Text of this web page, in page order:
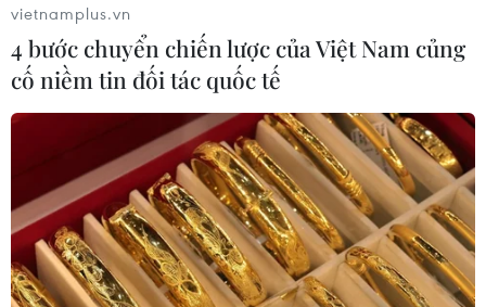
vietnamplus.vn
4 bước chuyển chiến lược của Việt Nam củng
cố niềm tin đối tác quốc tế